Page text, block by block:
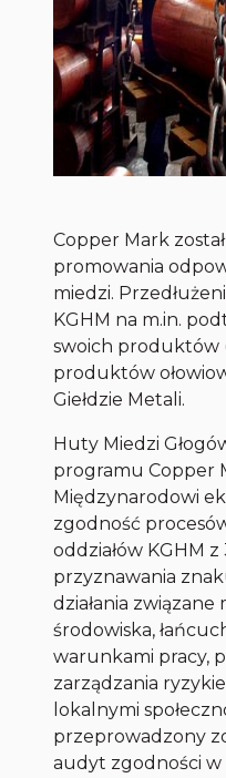
Copper Mark
promowania
miedzi.
KGHM na m.in.
swoich produktów
produktów
Giełdzie Metali.
Huty Miedzi
programu Copper
Międzynarodowi
zgodność
oddziałów KGHM
przyznawania
działania związane
środowiska,
warunkami pracy,
zarządzania
lokalnymi
przeprowadzony
audyt zgodności